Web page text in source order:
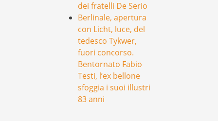
dei fratelli De Serio
Berlinale, apertura
con Licht, luce, del
tedesco Tykwer,
fuori concorso.
Bentornato Fabio
Testi, l’ex bellone
sfoggia i suoi illustri
83 anni